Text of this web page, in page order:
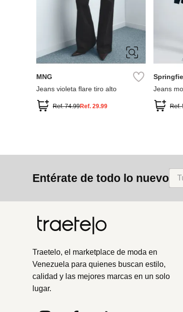
36
42
MNG
Jeans violeta flare tiro alto
Ref.74.99Ref. 29.99
Jeans
Ref.
Entérate de todo lo nuevo
Traetelo, el marketplace de moda en
Venezuela para quienes buscan estilo,
calidad y las mejores marcas en un solo
lugar.